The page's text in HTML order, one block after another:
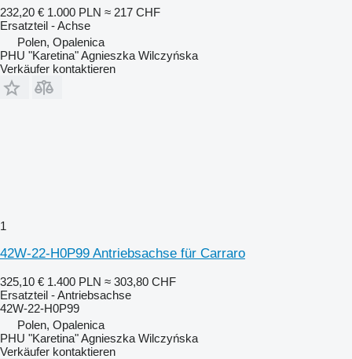
232,20 € 1.000 PLN ≈ 217 CHF
Ersatzteil - Achse
Polen, Opalenica
PHU "Karetina" Agnieszka Wilczyńska
Verkäufer kontaktieren
1
42W-22-H0P99 Antriebsachse für Carraro
325,10 € 1.400 PLN ≈ 303,80 CHF
Ersatzteil - Antriebsachse
42W-22-H0P99
Polen, Opalenica
PHU "Karetina" Agnieszka Wilczyńska
Verkäufer kontaktieren